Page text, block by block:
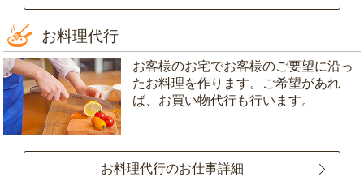
お料理代行
お客様のお宅でお客様のご要望に沿っ
たお料理を作ります。ご希望があれ
ば、お買い物代行も行います。
お料理代行のお仕事詳細